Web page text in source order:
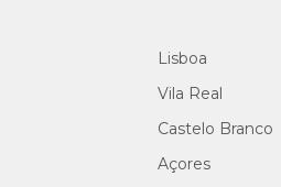
Lisboa
Vila Real
Castelo Branco
Açores